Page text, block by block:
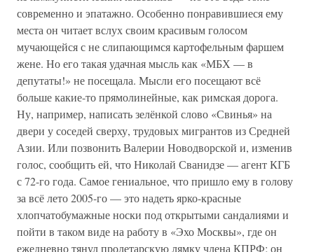
современно и эпатажно. Особенно понравившиеся ему
места он читает вслух своим красивым голосом
мучающейся с не слипающимся картофельным фаршем
жене. Но его такая удачная мысль как «МБХ — в
депутаты!» не посещала. Мысли его посещают всё
больше какие-то прямолинейные, как римская дорога.
Ну, например, написать зелёнкой слово «Свинья» на
двери у соседей сверху, трудовых мигрантов из Средней
Азии. Или позвонить Валерии Новодворской и, изменив
голос, сообщить ей, что Николай Сванидзе — агент КГБ
с 72-го года. Самое гениальное, что пришло ему в голову
за всё лето 2005-го — это надеть ярко-красные
хлопчатобумажные носки под открытыми сандалиями и
пойти в таком виде на работу в «Эхо Москвы», где он
ежедневно тянул пролетарскую лямку члена КПРФ; он